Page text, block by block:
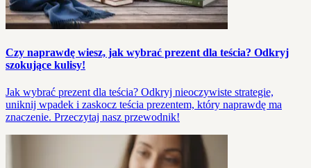
Czy naprawdę wiesz, jak wybrać prezent dla teścia? Odkryj
szokujące kulisy!
Jak wybrać prezent dla teścia? Odkryj nieoczywiste strategie,
uniknij wpadek i zaskocz teścia prezentem, który naprawdę ma
znaczenie. Przeczytaj nasz przewodnik!